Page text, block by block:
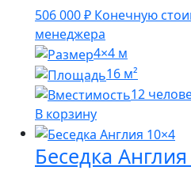
506 000₽ Конечную
менеджера
4×4 м
16 м²
12
В корзину
Беседка